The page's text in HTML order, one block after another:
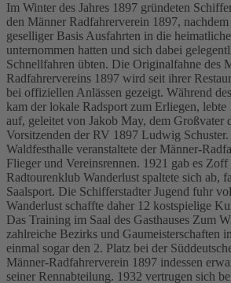
Im Winter des Jahres 1897 gründeten
den Männer Radfahrerverein 1897,
geselliger Basis Ausfahrten in die
unternommen hatten und sich dabei
Schnellfahren übten. Die Originalfahne des
Radfahrervereins 1897 wird seit ihrer
bei offiziellen Anlässen gezeigt. Während
kam der lokale Radsport zum Erliegen,
auf, geleitet von Jakob May, dem Großvater
Vorsitzenden der RV 1897 Ludwig
Waldfesthalle veranstaltete der Männer-
Flieger und Vereinsrennen. 1921 gab es
Radtourenklub Wanderlust spaltete sich ab,
Saalsport. Die Schifferstadter Jugend fuhr
Wanderlust schaffte daher 12 kostspielige
Das Training im Saal des Gasthauses Zum
zahlreiche Bezirks und Gaumeisterschaften
einmal sogar den 2. Platz bei der
Männer-Radfahrerverein 1897 indessen
seiner Rennabteilung. 1932 vertrugen sich